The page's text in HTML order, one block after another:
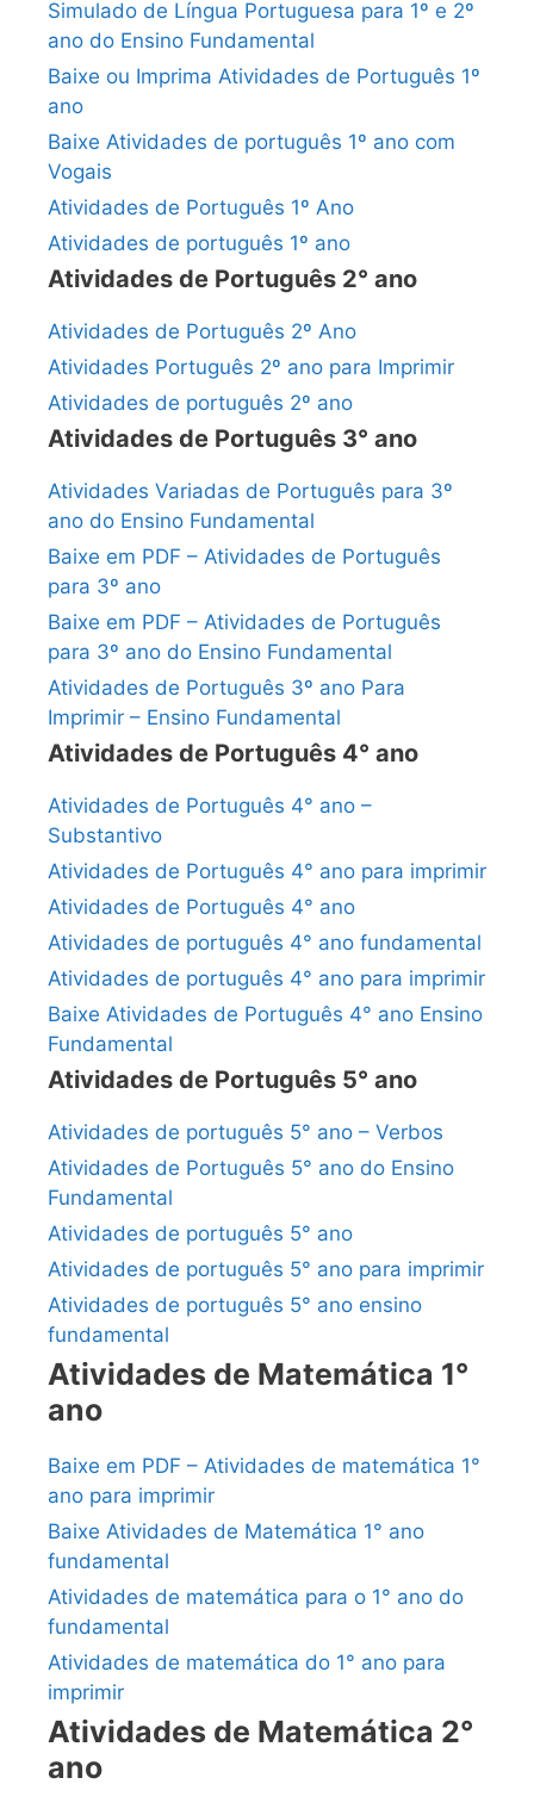
Simulado de Língua Portuguesa para 1º e 2º
ano do Ensino Fundamental
Baixe ou Imprima Atividades de Português 1º
ano
Baixe Atividades de português 1º ano com
Vogais
Atividades de Português 1º Ano
Atividades de português 1º ano
Atividades de Português 2° ano
Atividades de Português 2º Ano
Atividades Português 2º ano para Imprimir
Atividades de português 2º ano
Atividades de Português 3° ano
Atividades Variadas de Português para 3º
ano do Ensino Fundamental
Baixe em PDF – Atividades de Português
para 3º ano
Baixe em PDF – Atividades de Português
para 3º ano do Ensino Fundamental
Atividades de Português 3º ano Para
Imprimir – Ensino Fundamental
Atividades de Português 4° ano
Atividades de Português 4° ano –
Substantivo
Atividades de Português 4° ano para imprimir
Atividades de Português 4° ano
Atividades de português 4° ano fundamental
Atividades de português 4° ano para imprimir
Baixe Atividades de Português 4° ano Ensino
Fundamental
Atividades de Português 5° ano
Atividades de português 5° ano – Verbos
Atividades de Português 5° ano do Ensino
Fundamental
Atividades de português 5° ano
Atividades de português 5° ano para imprimir
Atividades de português 5° ano ensino
fundamental
Atividades de Matemática 1°
ano
Baixe em PDF – Atividades de matemática 1°
ano para imprimir
Baixe Atividades de Matemática 1° ano
fundamental
Atividades de matemática para o 1° ano do
fundamental
Atividades de matemática do 1° ano para
imprimir
Atividades de Matemática 2°
ano